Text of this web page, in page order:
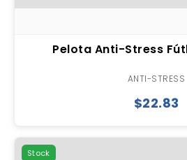
Pelota Anti-Stress
ANTI-STRESS
$22.83
Stock